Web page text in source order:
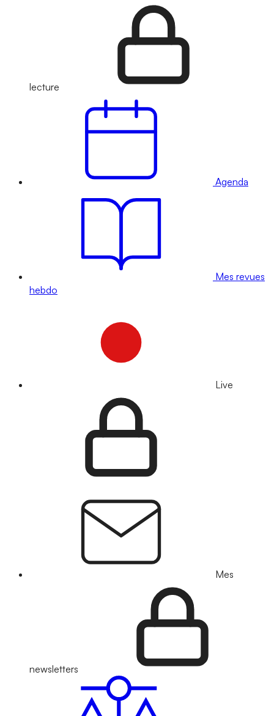
lecture
Agenda
Mes revues
hebdo
Live
Mes
newsletters